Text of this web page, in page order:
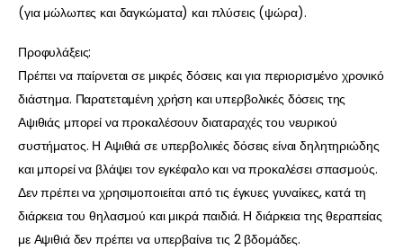
(για μώλωπες και δαγκώματα) και πλύσεις (ψώρα).
Προφυλάξεις:
Πρέπει να παίρνεται σε μικρές δόσεις και για περιορισμένο χρονικό
διάστημα. Παρατεταμένη χρήση και υπερβολικές δόσεις της
Αψιθιάς μπορεί να προκαλέσουν διαταραχές του νευρικού
συστήματος. Η Αψιθιά σε υπερβολικές δόσεις είναι δηλητηριώδης
και μπορεί να βλάψει τον εγκέφαλο και να προκαλέσει σπασμούς.
Δεν πρέπει να χρησιμοποιείται από τις έγκυες γυναίκες, κατά τη
διάρκεια του θηλασμού και μικρά παιδιά. Η διάρκεια της θεραπείας
με Αψιθιά δεν πρέπει να υπερβαίνει τις 2 βδομάδες.